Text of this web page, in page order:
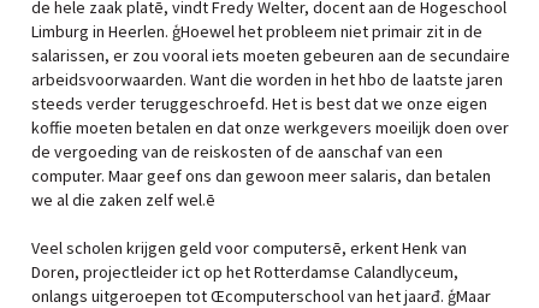
de hele zaak platē, vindt Fredy Welter, docent aan de Hogeschool
Limburg in Heerlen. ģHoewel het probleem niet primair zit in de
salarissen, er zou vooral iets moeten gebeuren aan de secundaire
arbeidsvoorwaarden. Want die worden in het hbo de laatste jaren
steeds verder teruggeschroefd. Het is best dat we onze eigen
koffie moeten betalen en dat onze werkgevers moeilijk doen over
de vergoeding van de reiskosten of de aanschaf van een
computer. Maar geef ons dan gewoon meer salaris, dan betalen
we al die zaken zelf wel.ē
Veel scholen krijgen geld voor computersē, erkent Henk van
Doren, projectleider ict op het Rotterdamse Calandlyceum,
onlangs uitgeroepen tot Œcomputerschool van het jaarđ. ģMaar